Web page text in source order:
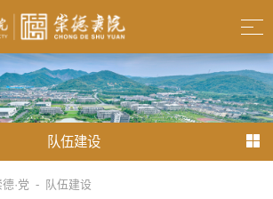
队伍建设
德·党 - 队伍建设